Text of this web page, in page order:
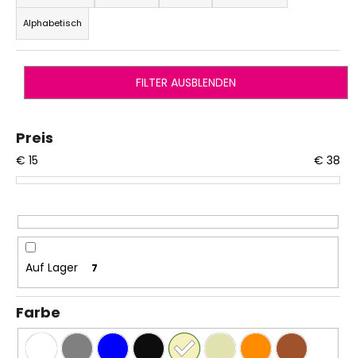
o
d
u
o
r
t
e
r
u
n
g
Alphabetisch
FILTER AUSBLENDEN
Preis
€ 15 € 38
Auf Lager 7
Farbe
r
e
m
p
e
l
e
n
SWEATHOSE
-
DENIM
LÖWE
€32,50